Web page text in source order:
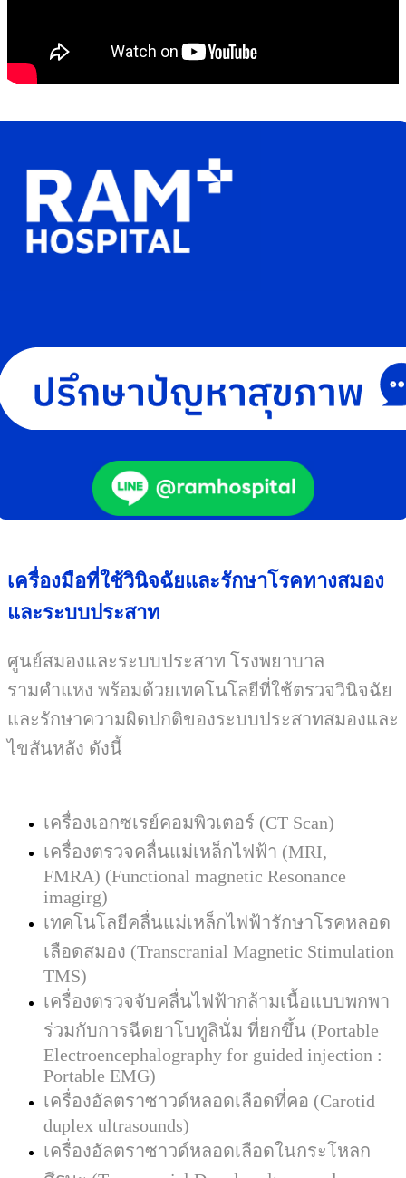
เครื่องมือที่ใช้วินิจฉัยและรักษาโรคทางสมอง
และระบบประสาท
ศูนย์สมองและระบบประสาท โรงพยาบาล
รามคำแหง พร้อมด้วยเทคโนโลยีที่ใช้ตรวจวินิจฉัย
และรักษาความผิดปกติของระบบประสาทสมองและ
ไขสันหลัง ดังนี้
เครื่องเอกซเรย์คอมพิวเตอร์ (CT Scan)
เครื่องตรวจคลื่นแม่เหล็กไฟฟ้า (MRI,
FMRA) (Functional magnetic Resonance
imagirg)
เทคโนโลยีคลื่นแม่เหล็กไฟฟ้ารักษาโรคหลอด
เลือดสมอง (Transcranial Magnetic Stimulation
TMS)
เครื่องตรวจจับคลื่นไฟฟ้ากล้ามเนื้อแบบพกพา
ร่วมกับการฉีดยาโบทูลินั่ม ที่ยกขึ้น (Portable
Electroencephalography for guided injection :
Portable EMG)
เครื่องอัลตราซาวด์หลอดเลือดที่คอ (Carotid
duplex ultrasounds)
เครื่องอัลตราซาวด์หลอดเลือดในกระโหลก